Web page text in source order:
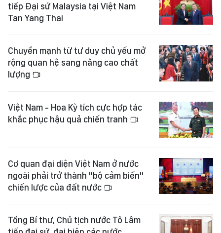
tiếp Đại sứ Malaysia tại Việt Nam
Tan Yang Thai
Chuyển mạnh từ tư duy chủ yếu mở
rộng quan hệ sang nâng cao chất
lượng
Việt Nam - Hoa Kỳ tích cực hợp tác
khắc phục hậu quả chiến tranh
Cơ quan đại diện Việt Nam ở nước
ngoài phải trở thành "bộ cảm biến"
chiến lược của đất nước
Tổng Bí thư, Chủ tịch nước Tô Lâm